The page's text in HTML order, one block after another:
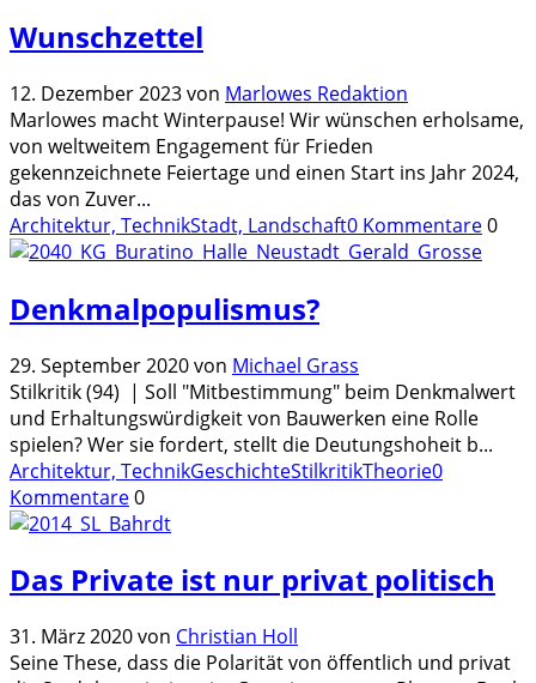
Wunschzettel
12. Dezember 2023von Marlowes Redaktion
Marlowes macht Winterpause! Wir wünschen erholsame,
von weltweitem Engagement für Frieden
gekennzeichnete Feiertage und einen Start ins Jahr 2024,
das von Zuver...
Architektur, TechnikStadt, Landschaft0 Kommentare0
Denkmalpopulismus?
29. September 2020von Michael Grass
Stilkritik (94) | Soll "Mitbestimmung" beim Denkmalwert
und Erhaltungswürdigkeit von Bauwerken eine Rolle
spielen? Wer sie fordert, stellt die Deutungshoheit b...
Architektur, TechnikGeschichteStilkritikTheorie0
Kommentare0
Das Private ist nur privat politisch
31. März 2020von Christian Holl
Seine These, dass die Polarität von öffentlich und privat